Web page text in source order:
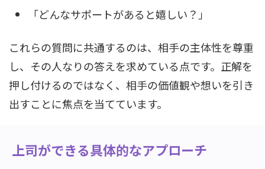
「どんなサポートがあると嬉しい？」
これらの質問に共通するのは、相手の主体性を尊重
し、その人なりの答えを求めている点です。正解を
押し付けるのではなく、相手の価値観や想いを引き
出すことに焦点を当てています。
上司ができる具体的なアプローチ